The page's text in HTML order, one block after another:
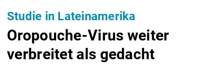
Studie in Lateinamerika
Oropouche-Virus weiter
verbreitet als gedacht